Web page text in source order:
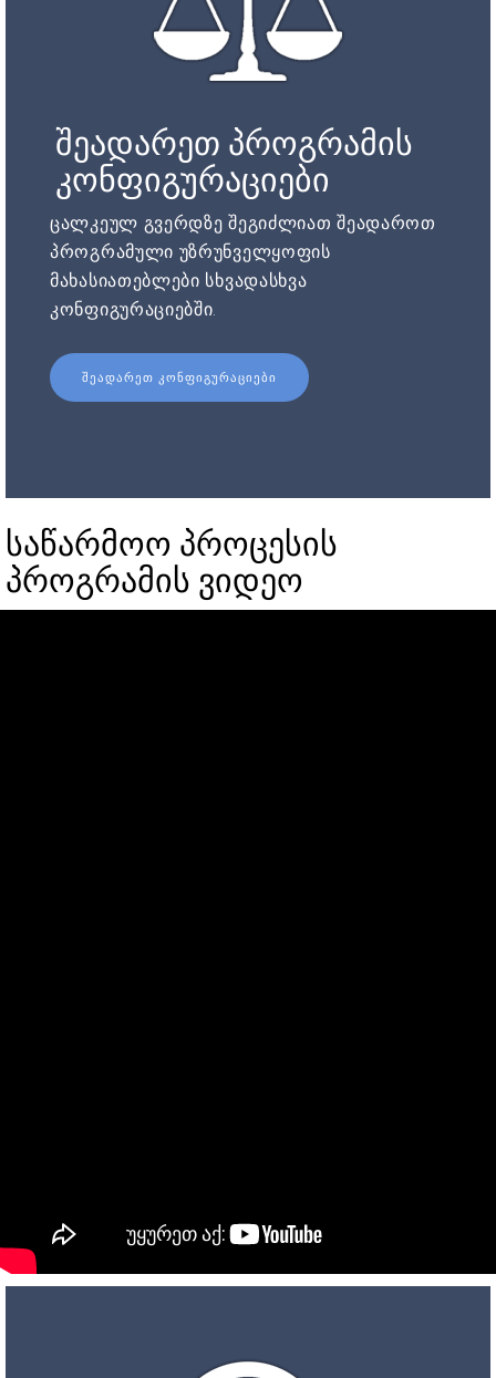
შეადარეთ პროგრამის
კონფიგურაციები
ცალკეულ გვერდზე შეგიძლიათ შეადაროთ
პროგრამული უზრუნველყოფის
მახასიათებლები სხვადასხვა
კონფიგურაციებში.
ᲨᲔᲐᲓᲐᲠᲔᲗ ᲙᲝᲜᲤᲘᲒᲣᲠᲐᲪᲘᲔᲑᲘ
საწარმოო პროცესის
პროგრამის ვიდეო